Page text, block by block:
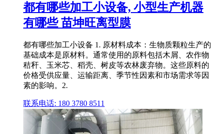
都有哪些加工小设备, 小型生产机器
有哪些 苗坤旺离型膜
都有哪些加工小设备 1. 原材料成本：生物质颗粒生产的
基础成本是原材料。通常使用的原料包括木屑、农作物
秸秆、玉米芯、稻壳、树皮等农林废弃物。这些原料的
价格受供应量、运输距离、季节性因素和市场需求等因
素的影响。2.
联系电话: 180 3780 8511